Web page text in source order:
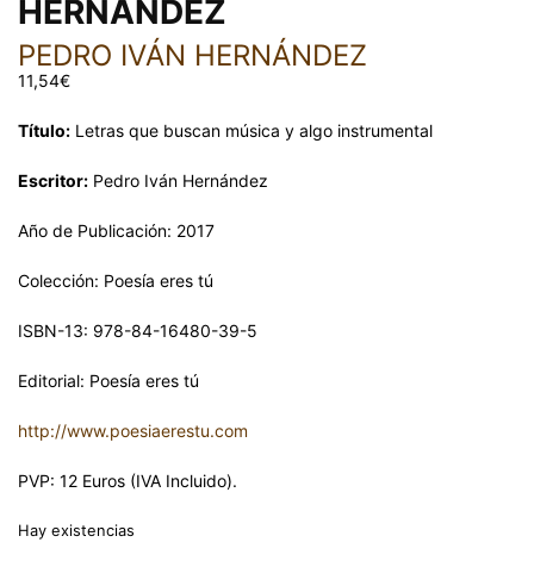
HERNÁNDEZ
PEDRO IVÁN HERNÁNDEZ
11,54€
Título: Letras que buscan música y algo instrumental
Escritor: Pedro Iván Hernández
Año de Publicación: 2017
Colección: Poesía eres tú
ISBN-13: 978-84-16480-39-5
Editorial: Poesía eres tú
http://www.poesiaerestu.com
PVP: 12 Euros (IVA Incluido).
Hay existencias